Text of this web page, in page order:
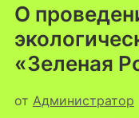
О
«Зеленая
от Администратор